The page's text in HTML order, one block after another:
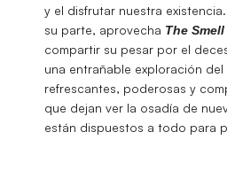
y el disfrutar nuestra existencia.
su parte, aprovecha The
compartir su pesar por el
una entrañable exploración
refrescantes, poderosas y
que dejan ver la osadía de
están dispuestos a todo para